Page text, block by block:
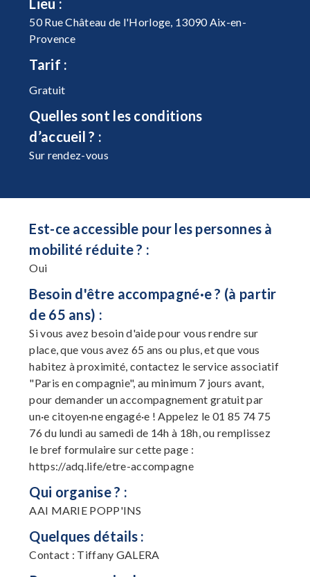
Lieu :
50 Rue Château de l'Horloge, 13090 Aix-en-
Provence
Tarif :
Gratuit
Quelles sont les conditions
d’accueil ? :
Sur rendez-vous
Est-ce accessible pour les personnes à
mobilité réduite ? :
Oui
Besoin d'être accompagné·e ? (à partir
de 65 ans) :
Si vous avez besoin d'aide pour vous rendre sur
place, que vous avez 65 ans ou plus, et que vous
habitez à proximité, contactez le service associatif
"Paris en compagnie", au minimum 7 jours avant,
pour demander un accompagnement gratuit par
un·e citoyen·ne engagé·e ! Appelez le 01 85 74 75
76 du lundi au samedi de 14h à 18h, ou remplissez
le bref formulaire sur cette page :
https://adq.life/etre-accompagne
Qui organise ? :
AAI MARIE POPP'INS
Quelques détails :
Contact : Tiffany GALERA